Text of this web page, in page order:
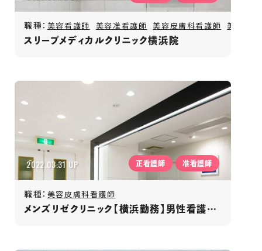
職種： 美容看護師 美容准看護師 美容皮膚科看護師 美容皮
スリープメディカルクリニック横浜院
2022.03.31 UP 正看護師 准看護師
職種： 美容皮膚科看護師
メンズリゼクリニック【横浜勤務】男性看護師活躍/年間休日120日以上/月給35万円〜/長期安定勤務